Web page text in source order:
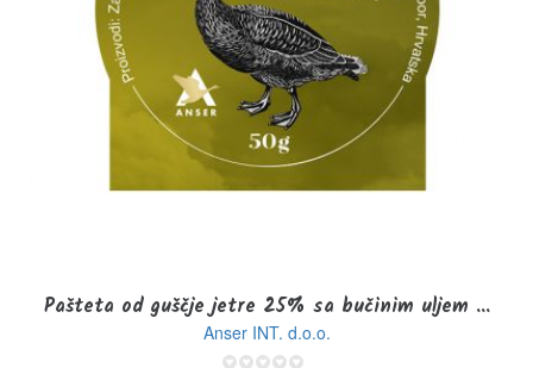
Pašteta od guščje jetre 25% sa bučinim uljem ...
Anser INT. d.o.o.